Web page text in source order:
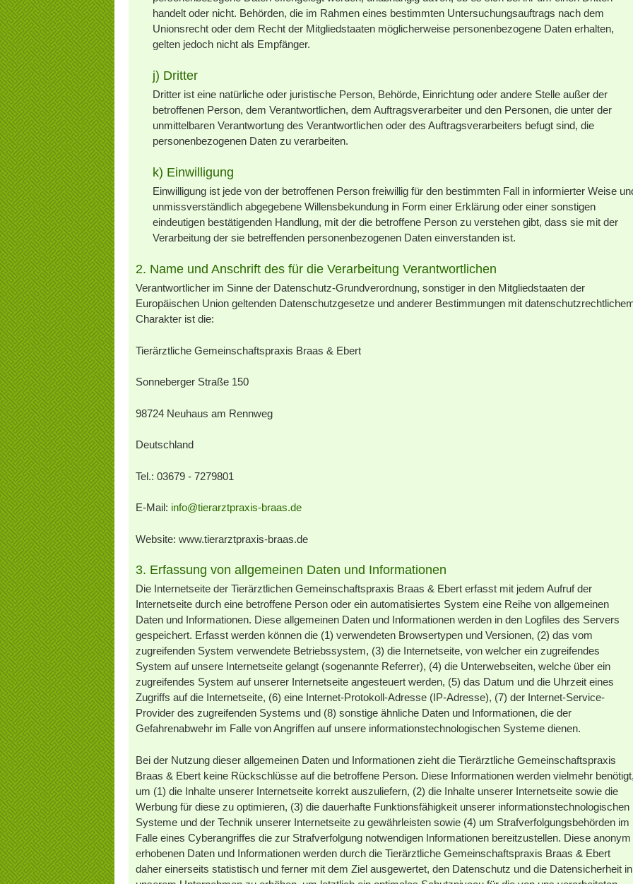
handelt oder nicht. Behörden, die im Rahmen eines bestimmten Untersuchungsauftrags nach dem
Unionsrecht oder dem Recht der Mitgliedstaaten möglicherweise personenbezogene Daten erhalten,
gelten jedoch nicht als Empfänger.
j) Dritter
Dritter ist eine natürliche oder juristische Person, Behörde, Einrichtung oder andere Stelle außer der
betroffenen Person, dem Verantwortlichen, dem Auftragsverarbeiter und den Personen, die unter der
unmittelbaren Verantwortung des Verantwortlichen oder des Auftragsverarbeiters befugt sind, die
personenbezogenen Daten zu verarbeiten.
k) Einwilligung
Einwilligung ist jede von der betroffenen Person freiwillig für den bestimmten Fall in informierter Weise
unmissverständlich abgegebene Willensbekundung in Form einer Erklärung oder einer sonstigen
eindeutigen bestätigenden Handlung, mit der die betroffene Person zu verstehen gibt, dass sie mit der
Verarbeitung der sie betreffenden personenbezogenen Daten einverstanden ist.
2. Name und Anschrift des für die Verarbeitung Verantwortlichen
Verantwortlicher im Sinne der Datenschutz-Grundverordnung, sonstiger in den Mitgliedstaaten der
Europäischen Union geltenden Datenschutzgesetze und anderer Bestimmungen mit
Charakter ist die:
Tierärztliche Gemeinschaftspraxis Braas & Ebert
Sonneberger Straße 150
98724 Neuhaus am Rennweg
Deutschland
Tel.: 03679 - 7279801
E-Mail: info@tierarztpraxis-braas.de
Website: www.tierarztpraxis-braas.de
3. Erfassung von allgemeinen Daten und Informationen
Die Internetseite der Tierärztlichen Gemeinschaftspraxis Braas & Ebert erfasst mit jedem Aufruf der
Internetseite durch eine betroffene Person oder ein automatisiertes System eine Reihe von allgemeinen
Daten und Informationen. Diese allgemeinen Daten und Informationen werden in den Logfiles des Servers
gespeichert. Erfasst werden können die (1) verwendeten Browsertypen und Versionen, (2) das vom
zugreifenden System verwendete Betriebssystem, (3) die Internetseite, von welcher ein zugreifendes
System auf unsere Internetseite gelangt (sogenannte Referrer), (4) die Unterwebseiten, welche über ein
zugreifendes System auf unserer Internetseite angesteuert werden, (5) das Datum und die Uhrzeit eines
Zugriffs auf die Internetseite, (6) eine Internet-Protokoll-Adresse (IP-Adresse), (7) der Internet-Service-
Provider des zugreifenden Systems und (8) sonstige ähnliche Daten und Informationen, die der
Gefahrenabwehr im Falle von Angriffen auf unsere informationstechnologischen Systeme dienen.
Bei der Nutzung dieser allgemeinen Daten und Informationen zieht die Tierärztliche Gemeinschaftspraxis
Braas & Ebert keine Rückschlüsse auf die betroffene Person. Diese Informationen werden vielmehr
um (1) die Inhalte unserer Internetseite korrekt auszuliefern, (2) die Inhalte unserer Internetseite sowie die
Werbung für diese zu optimieren, (3) die dauerhafte Funktionsfähigkeit unserer informationstechnologischen
Systeme und der Technik unserer Internetseite zu gewährleisten sowie (4) um Strafverfolgungsbehörden im
Falle eines Cyberangriffes die zur Strafverfolgung notwendigen Informationen bereitzustellen. Diese anonym
erhobenen Daten und Informationen werden durch die Tierärztliche Gemeinschaftspraxis Braas & Ebert
daher einerseits statistisch und ferner mit dem Ziel ausgewertet, den Datenschutz und die Datensicherheit in